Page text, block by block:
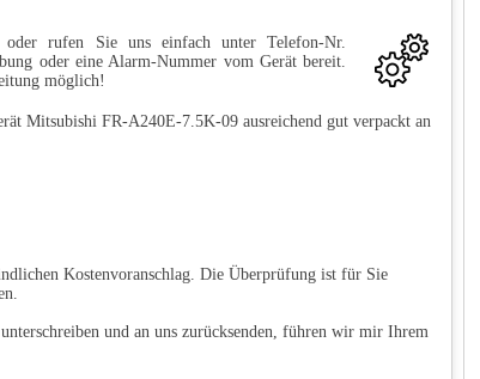
rufen Sie uns einfach unter Telefon-Nr.
oder eine Alarm-Nummer vom Gerät bereit.
möglich!
Mitsubishi FR-A240E-7.5K-09 ausreichend gut verpackt an
Kostenvoranschlag. Die Überprüfung ist für Sie
und an uns zurücksenden, führen wir mir Ihrem